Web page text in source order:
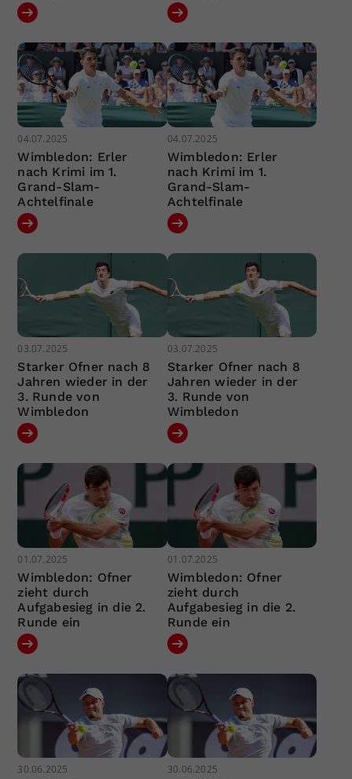
04.07.2025
Wimbledon: Erler
nach Krimi im 1.
Grand-Slam-
Achtelfinale
04.07.2025
Wimbledon: Erler
nach Krimi im 1.
Grand-Slam-
Achtelfinale
03.07.2025
Starker Ofner nach 8
Jahren wieder in der
3. Runde von
Wimbledon
03.07.2025
Starker Ofner nach 8
Jahren wieder in der
3. Runde von
Wimbledon
01.07.2025
Wimbledon: Ofner
zieht durch
Aufgabesieg in die 2.
Runde ein
01.07.2025
Wimbledon: Ofner
zieht durch
Aufgabesieg in die 2.
Runde ein
30.06.2025 30.06.2025